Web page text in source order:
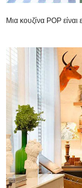
Μια κουζίνα POP